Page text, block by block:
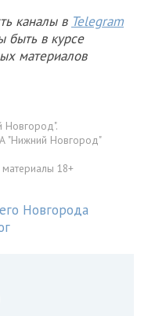
каналы в Telegram
быть в курсе
материалов
"Нижний Новгород"
18+
Новгорода